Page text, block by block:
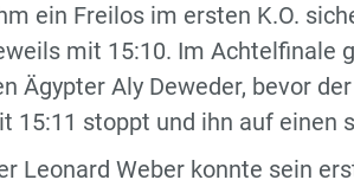
ein Freilos im ersten K.O.
mit 15:10. Im Achtelfinale
Ägypter Aly Deweder, bevor
15:11 stoppt und ihn auf einen
Leonard Weber konnte sein